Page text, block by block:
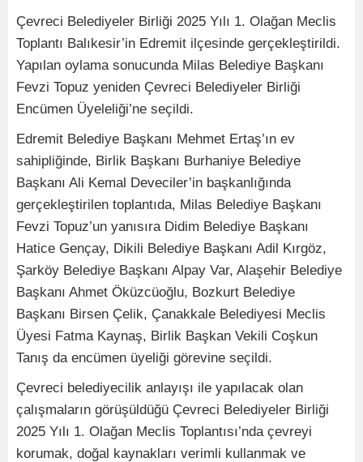
Çevreci Belediyeler Birliği 2025 Yılı 1. Olağan Meclis
Toplantı Balıkesir’in Edremit ilçesinde gerçekleştirildi.
Yapılan oylama sonucunda Milas Belediye Başkanı
Fevzi Topuz yeniden Çevreci Belediyeler Birliği
Encümen Üyeleliği’ne seçildi.
Edremit Belediye Başkanı Mehmet Ertaş’ın ev
sahipliğinde, Birlik Başkanı Burhaniye Belediye
Başkanı Ali Kemal Deveciler’in başkanlığında
gerçekleştirilen toplantıda, Milas Belediye Başkanı
Fevzi Topuz’un yanısıra Didim Belediye Başkanı
Hatice Gençay, Dikili Belediye Başkanı Adil Kırgöz,
Şarköy Belediye Başkanı Alpay Var, Alaşehir Belediye
Başkanı Ahmet Öküzcüoğlu, Bozkurt Belediye
Başkanı Birsen Çelik, Çanakkale Belediyesi Meclis
Üyesi Fatma Kaynaş, Birlik Başkan Vekili Coşkun
Tanış da encümen üyeliği görevine seçildi.
Çevreci belediyecilik anlayışı ile yapılacak olan
çalışmaların görüşüldüğü Çevreci Belediyeler Birliği
2025 Yılı 1. Olağan Meclis Toplantısı’nda çevreyi
korumak, doğal kaynakları verimli kullanmak ve